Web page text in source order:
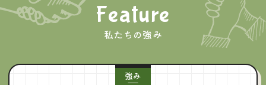
Feature
私たちの強み
強み